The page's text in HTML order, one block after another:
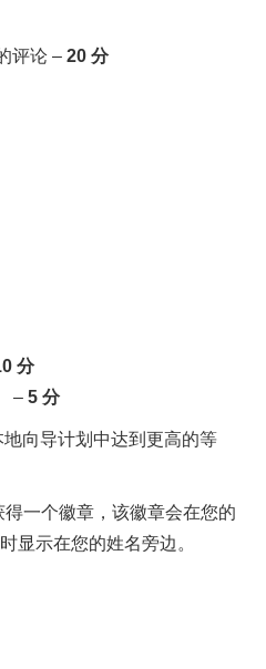
评论 – 20 分
分
– 5 分
向导计划中达到更高的等
一个徽章，该徽章会在您的
显示在您的姓名旁边。